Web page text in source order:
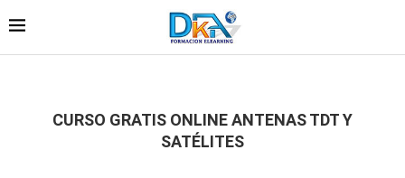
CURSO GRATIS ONLINE ANTENAS TDT Y
SATÉLITES